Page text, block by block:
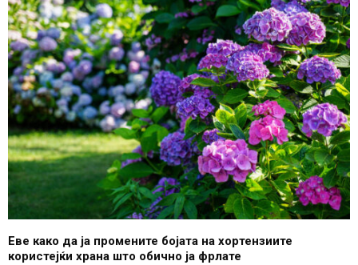
Еве како да ја промените бојата на хортензиите
користејќи храна што обично ја фрлате